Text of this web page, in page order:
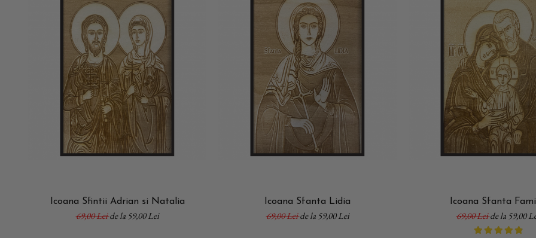
Icoana Sfintii Adrian si Natalia
69,00 Leide la 59,00 Lei
Icoana Sfanta Lidia
69,00 Leide la 59,00 Lei
Icoana Sfanta
69,00 Leide la 59,00